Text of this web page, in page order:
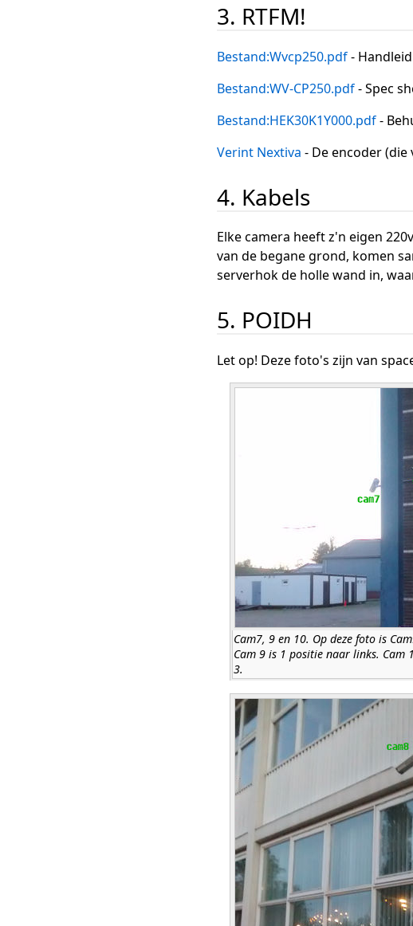
3. RTFM!
Bestand:Wvcp250.pdf-
Bestand:WV-CP250.pdf- Spec
Bestand:HEK30K1Y000.pdf-
Verint Nextiva - De encoder (die
4. Kabels
Elke camera heeft z'n eigen
van de begane grond, komen
serverhok de holle wand in,
5. POIDH
Let op! Deze foto's zijn van
Cam7, 9 en 10. Op deze foto is
Cam 9 is 1 positie naar links. Cam
3.